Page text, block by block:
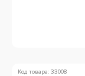
Код товара: 33008